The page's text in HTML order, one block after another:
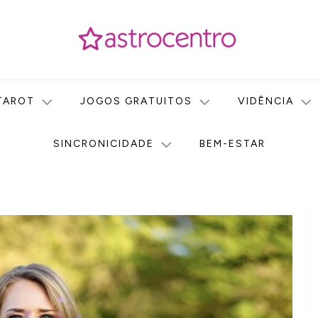
JOGOS GRATUITOS VIDÊNCIA
SINCRONICIDADE BEM-ESTAR